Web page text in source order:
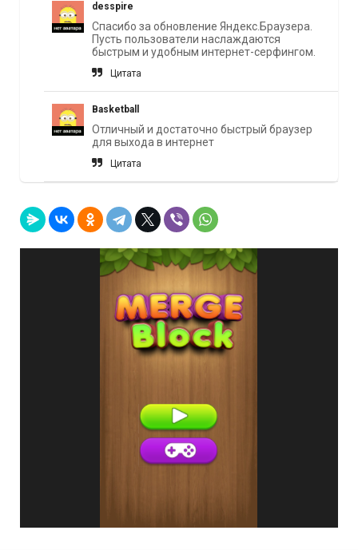
desspire
Спасибо за обновление Яндекс.Браузера.
Пусть пользователи наслаждаются
быстрым и удобным интернет-серфингом.
Цитата
Basketball
Отличный и достаточно быстрый браузер
для выхода в интернет
Цитата